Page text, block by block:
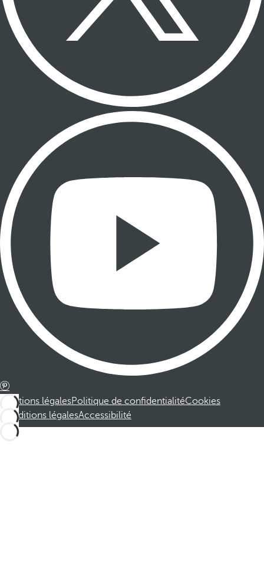
Mentions légalesPolitique de confidentialitéCookies
Conditions légalesAccessibilité